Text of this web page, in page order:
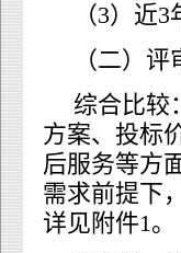
（3）近
（二）
综合比较
方案、投标
后服务等方
需求前提下
详见附件1。